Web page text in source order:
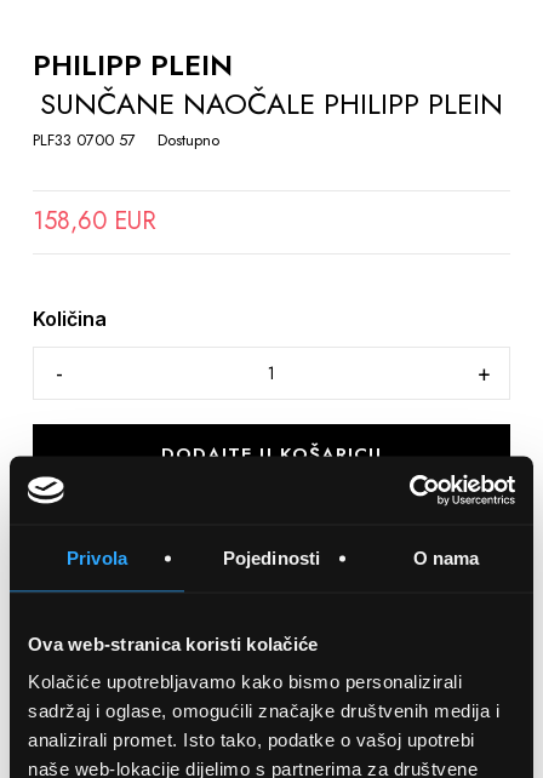
Privola Pojedinosti O nama
Ova web-stranica koristi kolačiće
Kolačiće upotrebljavamo kako bismo personalizirali
sadržaj i oglase, omogućili značajke društvenih medija i
analizirali promet. Isto tako, podatke o vašoj upotrebi
naše web-lokacije dijelimo s partnerima za društvene
THE
BEGINNING
OF
THE
GALLERY
PHILIPP PLEIN
SUNČANE NAOČALE PHILIPP PLEIN
PLF33 0700 57 Dostupno
158,60 EUR
Količina
DODAJTE U KOŠARICU
Detalji
Podijeli s prijateljima